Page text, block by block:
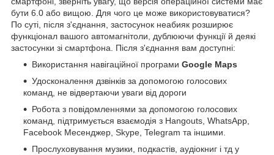
бути 6.0 або вищою. Для чого це може використовуватися?
По суті, після з'єднання, застосунок неабияк розширює
функціонал вашого автомагнітоли, дублюючи функції й деякі
застосунки зі смартфона. Після з'єднання вам доступні:
Використання навігаційної програми Google Maps
Удосконалення дзвінків за допомогою голосових
команд, не відвертаючи уваги від дороги
Робота з повідомленнями за допомогою голосових
команд, підтримується взаємодія з Hangouts, WhatsApp,
Facebook Месенджер, Skype, Telegram та іншими.
Прослуховування музики, подкастів, аудіокниг і тд у